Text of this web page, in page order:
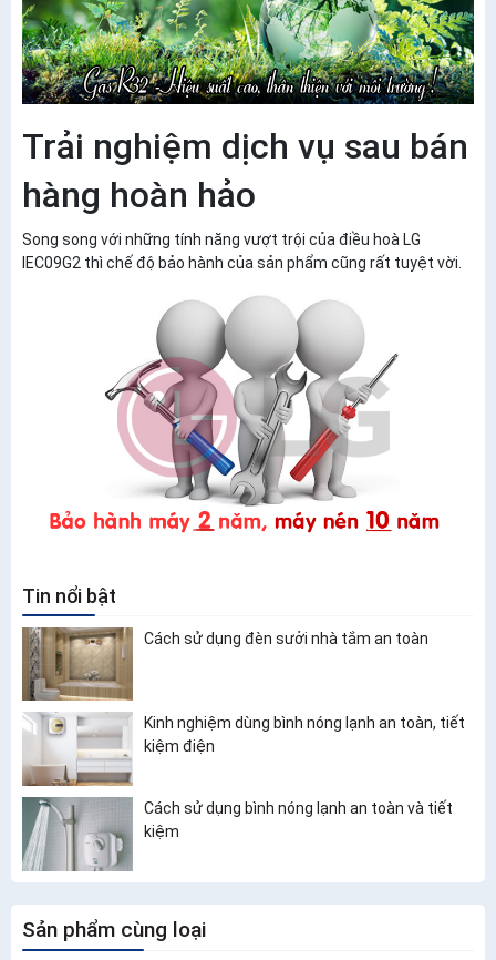
Trải nghiệm dịch vụ sau bán
hàng hoàn hảo
Song song với những tính năng vượt trội của điều hoà LG
IEC09G2 thì chế độ bảo hành của sản phẩm cũng rất tuyệt vời.
Tin nổi bật
Cách sử dụng đèn sưởi nhà tắm an toàn
Kinh nghiệm dùng bình nóng lạnh an toàn, tiết
kiệm điện
Cách sử dụng bình nóng lạnh an toàn và tiết
kiệm
Sản phẩm cùng loại